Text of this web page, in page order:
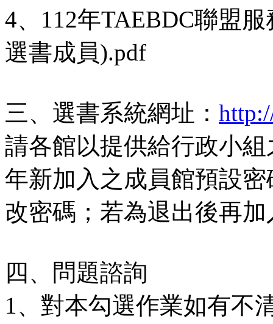
4、112年TAEBDC聯盟
選書成員).pdf
三、選書系統網址：
請各館以提供給行政小
年新加入之成員館預設
改密碼；若為退出後再
四、問題諮詢
1、對本勾選作業如有不